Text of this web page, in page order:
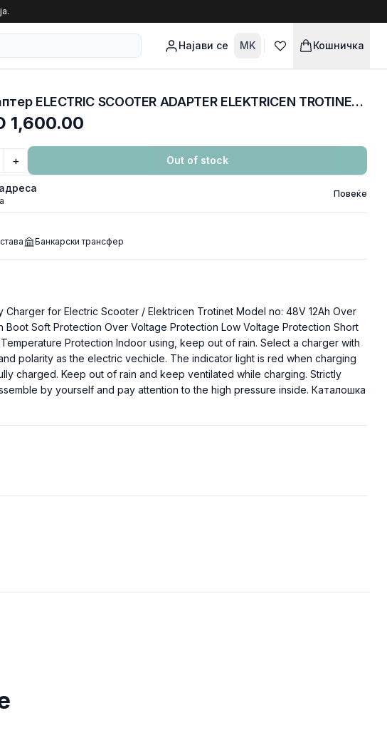
Најави се MK Кошничка
Полнач / Адаптер ELECTRIC SCOOTER ADAPTER ELEKTRICEN TROTINET 48V 12Ah
1,600.00
+ Out of stock
Повеќе
Банкарски трансфер
Charger for Electric Scooter / Elektricen Trotinet Model no: 48V 12Ah Over
Boot Soft Protection Over Voltage Protection Low Voltage Protection Short
Protection Indoor using, keep out of rain. Select a charger with
polarity as the electric vechicle. The indicator light is red when charging
charged. Keep out of rain and keep ventilated while charging. Strictly
by yourself and pay attention to the high pressure inside. Каталошка